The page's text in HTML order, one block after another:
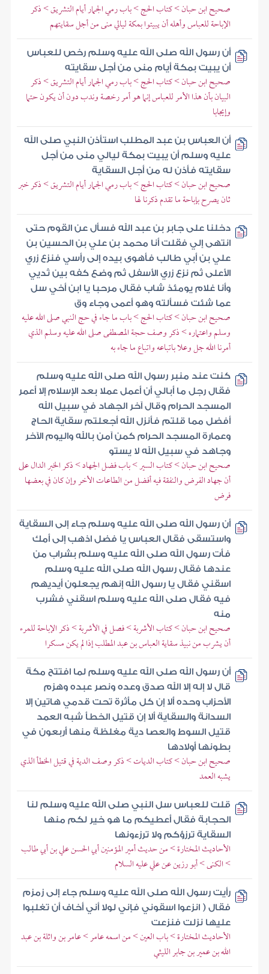
صحيح ابن حبان > كتاب الحج > باب رمي الجمار أيام التشريق > ذكر
الإباحة للعباس وأهله أن يبيتوا بمكة ليالي منى من أجل سقايتهم
أن رسول الله صلى الله عليه وسلم رخص للعباس
أن يبيت بمكة أيام منى من أجل سقايته
صحيح ابن حبان > كتاب الحج > باب رمي الجمار أيام التشريق > ذكر
البيان بأن هذا الأمر للعباس إنما هو أمر رخصة وندب دون أن يكون حتما
وإيجابا
أن العباس بن عبد المطلب استأذن النبي صلى الله
عليه وسلم أن يبيت بمكة ليالي منى من أجل
سقايته فأذن له من أجل السقاية
صحيح ابن حبان > كتاب الحج > باب رمي الجمار أيام التشريق > ذكر خبر
ثان يصرح بإباحة ما تقدم ذكرنا لها
دخلنا على جابر بن عبد الله فسأل عن القوم حتى
انتهى إلي فقلت أنا محمد بن علي بن الحسين بن
علي بن أبي طالب فأهوى بيده إلى رأسي فنزع زري
الأعلى ثم نزع زري الأسفل ثم وضع كفه بين ثديي
وأنا غلام يومئذ شاب فقال مرحبا يا ابن أخي سل
عما شئت فسألته وهو أعمى وجاء وق
صحيح ابن حبان > كتاب الحج > باب ما جاء في حج النبي صلى الله عليه
وسلم واعتماره > ذكر وصف حجة المصطفى صلى الله عليه وسلم الذي
أمرنا الله جل وعلا باتباعه واتباع ما جاء به
كنت عند منبر رسول الله صلى الله عليه وسلم
فقال رجل ما أبالي أن أعمل عملا بعد الإسلام إلا أعمر
المسجد الحرام وقال آخر الجهاد في سبيل الله
أفضل مما قلتم فأنزل الله أجعلتم سقاية الحاج
وعمارة المسجد الحرام كمن آمن بالله واليوم الآخر
وجاهد في سبيل الله لا يستو
صحيح ابن حبان > كتاب السير > باب فضل الجهاد > ذكر الخبر الدال على
أن جهاد الفرض والنفقة فيه أفضل من الطاعات الأخر وإن كان في بعضها
فرض
أن رسول الله صلى الله عليه وسلم جاء إلى السقاية
واستسقى فقال العباس يا فضل اذهب إلى أمك
فأت رسول الله صلى الله عليه وسلم بشراب من
عندها فقال رسول الله صلى الله عليه وسلم
اسقني فقال يا رسول الله إنهم يجعلون أيديهم
فيه فقال صلى الله عليه وسلم اسقني فشرب
منه
صحيح ابن حبان > كتاب الأشربة > فصل في الأشربة > ذكر الإباحة للمرء
أن يشرب من نبيذ سقاية العباس بن عبد المطلب إذا لم يكن مسكرا
أن رسول الله صلى الله عليه وسلم لما افتتح مكة
قال لا إله إلا الله صدق وعده ونصر عبده وهزم
الأحزاب وحده ألا إن كل مأثرة تحت قدمي هاتين إلا
السدانة والسقاية ألا إن قتيل الخطأ شبه العمد
قتيل السوط والعصا دية مغلظة منها أربعون في
بطونها أولادها
صحيح ابن حبان > كتاب الديات > ذكر وصف الدية في قتيل الخطأ الذي
يشبه العمد
قلت للعباس سل النبي صلى الله عليه وسلم لنا
الحجابة فقال أعطيكم ما هو خير لكم منها
السقاية ترزؤكم ولا ترزءونها
الأحاديث المختارة > من حديث أمير المؤمنين أبي الحسن علي بن أبي طالب
> الكنى > أبو رزين عن علي عليه السلام
رأيت رسول الله صلى الله عليه وسلم جاء إلى زمزم
فقال ( انزعوا اسقوني فإني لولا أني أخاف أن تغلبوا
عليها نزلت فنزعت
الأحاديث المختارة > باب العين > من اسمه عامر > عامر بن واثلة بن عبد
الله بن عمير بن جابر الليثي